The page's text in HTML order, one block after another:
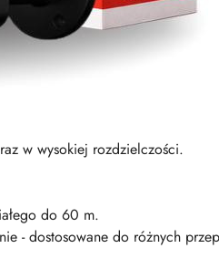
w wysokiej rozdzielczości.
do 60 m.
- dostosowane do różnych